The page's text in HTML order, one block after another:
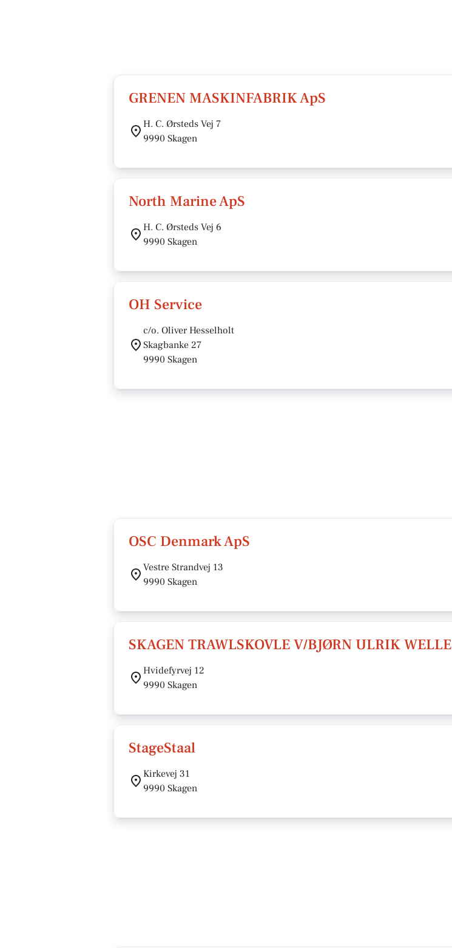
GRENEN MASKINFABRIK ApS
H. C. Ørsteds Vej 7
9990 Skagen
North Marine ApS
H. C. Ørsteds Vej 6
9990 Skagen
OH Service
c/o. Oliver Hesselholt
Skagbanke 27
9990 Skagen
OSC Denmark ApS
Vestre Strandvej 13
9990 Skagen
SKAGEN TRAWLSKOVLE V/BJØRN ULRIK WELLE
Hvidefyrvej 12
9990 Skagen
StageStaal
Kirkevej 31
9990 Skagen